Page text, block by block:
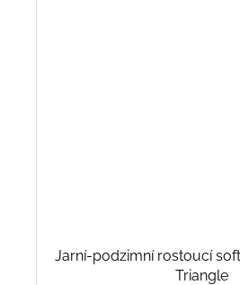
Jarní-podzimní rostoucí
Triangle